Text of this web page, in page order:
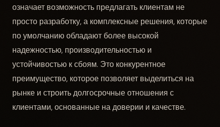
означает возможность предлагать клиентам не
просто разработку, а комплексные решения, которые
по умолчанию обладают более высокой
надежностью, производительностью и
устойчивостью к сбоям. Это конкурентное
преимущество, которое позволяет выделиться на
рынке и строить долгосрочные отношения с
клиентами, основанные на доверии и качестве.